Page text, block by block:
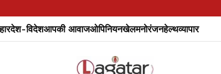
देश-विदेशआपकी आवाजओपिनियनखेलमनोरंजनहेल्थव्यापार